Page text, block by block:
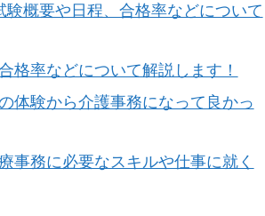
概要や日程、合格率などについて
格率などについて解説します！
体験から介護事務になって良かっ
事務に必要なスキルや仕事に就く